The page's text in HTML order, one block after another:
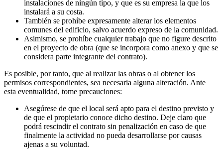
instalaciones de ningún tipo, y que es su empresa la que los
instalará a su costa.
También se prohíbe expresamente alterar los elementos
comunes del edificio, salvo acuerdo expreso de la comunidad.
Asimismo, se prohíbe cualquier trabajo que no figure descrito
en el proyecto de obra (que se incorpora como anexo y que se
considera parte integrante del contrato).
Es posible, por tanto, que al realizar las obras o al obtener los
permisos correspondientes, sea necesaria alguna alteración. Ante
esta eventualidad, tome precauciones:
Asegúrese de que el local será apto para el destino previsto y
de que el propietario conoce dicho destino. Deje claro que
podrá rescindir el contrato sin penalización en caso de que
finalmente la actividad no pueda desarrollarse por causas
ajenas a su voluntad.